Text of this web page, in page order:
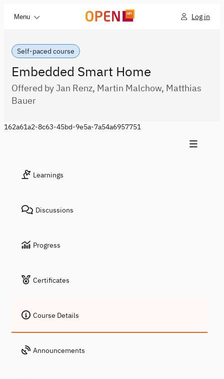
Menu Log in
Self-paced course
Embedded Smart Home
Offered by Jan Renz, Martin Malchow, Matthias
Bauer
162a61a2-8c63-45bd-9e5a-7a54a6957751
Learnings
Discussions
Progress
Certificates
Course Details
Announcements